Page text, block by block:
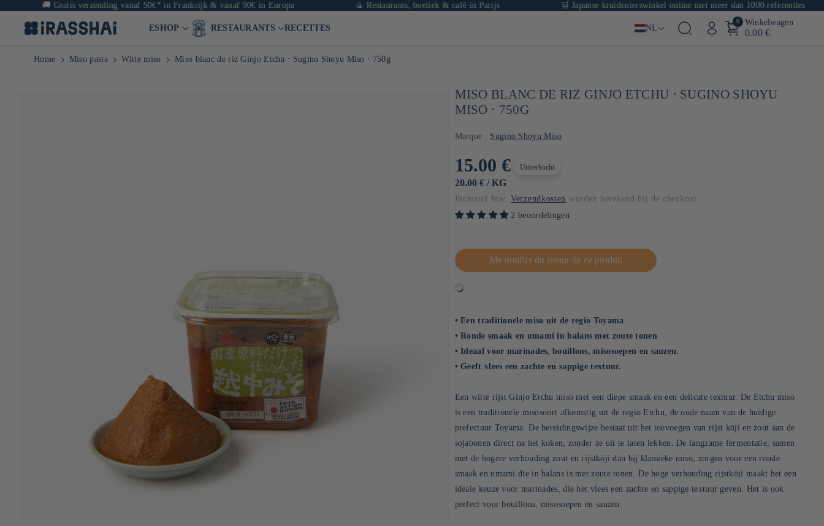
Gratis verzending vanaf 50€* in Frankrijk & vanaf 90€ in Europa 🍙 Restaurants, boetiek & café in Parijs 🛒 Japanse kruidenierswinkel online met meer dan 1000 referenties
ESHOP RESTAURANTS RECETTES NL
0 Winkelwagen
0.00 €
Home Miso pasta Witte miso Miso blanc de riz Ginjo Etchu ⋅ Sugino Shoyu Miso ⋅ 750g
MISO BLANC DE RIZ GINJO ETCHU ⋅ SUGINO SHOYU
MISO ⋅ 750G
Marque : Sugino Shoyu Miso
Normale
prijs
15.00 €
EENHEIDSPRIJS
20.00 € / PER
KG
Uitverkocht
Inclusief btw.Verzendkosten worden berekend bij de checkout.
2 beoordelingen
Me notifier du retour de ce produit
• Een traditionele miso uit de regio Toyama
• Ronde smaak en umami in balans met zoute tonen
• Ideaal voor marinades, bouillons, misosoepen en sauzen.
• Geeft vlees een zachte en sappige textuur.
Een witte rijst Ginjo Etchu miso met een diepe smaak en een delicate textuur. De Etchu miso
is een traditionele misosoort afkomstig uit de regio Etchu, de oude naam van de huidige
prefectuur Toyama. De bereidingswijze bestaat uit het toevoegen van rijst kōji en zout aan de
sojabonen direct na het koken, zonder ze uit te laten lekken. De langzame fermentatie, samen
met de hogere verhouding zout en rijstkōji dan bij klassieke miso, zorgen voor een ronde
smaak en umami die in balans is met zoute tonen. De hoge verhouding rijstkōji maakt het een
ideale keuze voor marinades, die het vlees een zachte en sappige textuur geven. Het is ook
perfect voor bouillons, misosoepen en sauzen.